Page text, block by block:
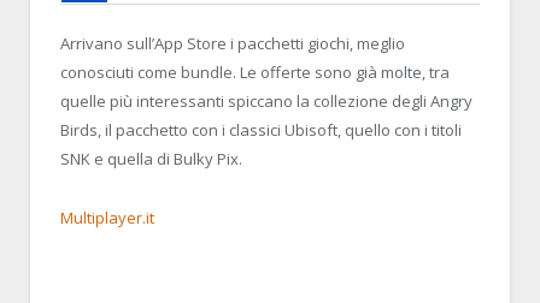
MIRK819 SEPTEMBER 2014, 12:16:00SU APP STORE ARRIVANO I BUNDLE
Arrivano sull’App Store i pacchetti giochi, meglio
conosciuti come bundle. Le offerte sono già molte, tra
quelle più interessanti spiccano la collezione degli Angry
Birds, il pacchetto con i classici Ubisoft, quello con i titoli
SNK e quella di Bulky Pix.
Multiplayer.it